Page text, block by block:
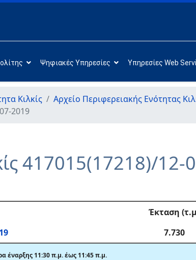
Ψηφιακές Υπηρεσίες Υπηρεσίες Web
Κιλκίς
Αρχείο Περιφερειακής Ενότητας
2019
417015(17218)/12-
Έκταση
7.730
έναρξης 11:30 π.μ. έως 11:45 π.μ.